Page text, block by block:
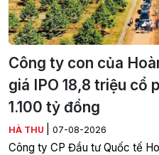
Công ty con của
giá IPO 18,8 triệu cổ
1.100 tỷ đồng
HÀ THU 07-08-2026
Công ty CP Đầu tư Quốc tế